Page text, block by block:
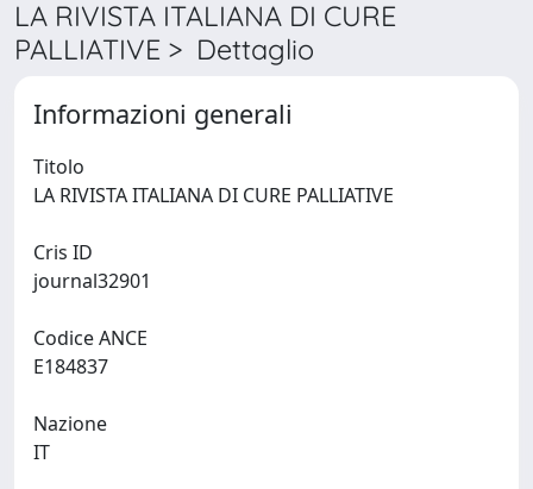
LA RIVISTA ITALIANA DI CURE
PALLIATIVE > Dettaglio
Informazioni generali
Titolo
Cris ID
Codice ANCE
Nazione